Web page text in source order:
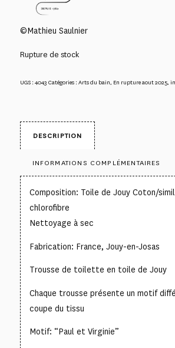
©Mathieu Saulnier
Rupture de stock
UGS :4043 Catégories :Arts du bain, En rupture aout 2025,
DESCRIPTION
INFORMATIONS COMPLÉMENTAIRES
Composition: Toile de Jouy Coton/
chlorofibre
Nettoyage à sec
Fabrication: France, Jouy-en-Josas
Trousse de toilette en toile de Jouy
Chaque trousse présente un motif
coupe du tissu
Motif: “Paul et Virginie”